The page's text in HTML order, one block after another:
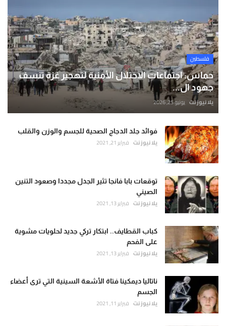
فلسطين
حماس: اجتماعات الاحتلال الأمنية لتهجير غزة تنسف
جهود ال...
يلا نيوز نت يونيو 25, 2026
فوائد جلد الدجاج الصحية للجسم والوزن والقلب
يلا نيوز نت فبراير 21, 2021
توقعات بابا فانجا تثير الجدل مجددا وصعود التنين
الصيني
يلا نيوز نت فبراير 13, 2021
كباب القطايف.. ابتكار تركي جديد لحلويات مشوية
على الفحم
يلا نيوز نت فبراير 13, 2021
ناتاليا ديمكينا فتاة الأشعة السينية التي ترى أعضاء
الجسم
يلا نيوز نت فبراير 11, 2021